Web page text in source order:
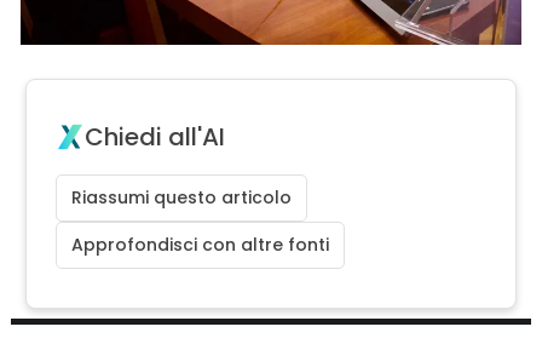
Chiedi all'AI
Riassumi questo articolo
Approfondisci con altre fonti